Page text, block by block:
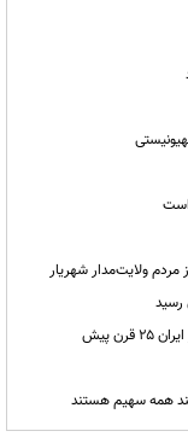
است
همه سهیم هستند